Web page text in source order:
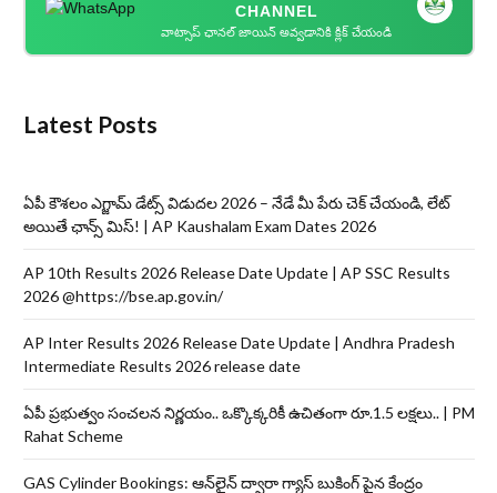
CHANNEL
వాట్సాప్ ఛానల్ జాయిన్ అవ్వడానికి క్లిక్ చేయండి
Latest Posts
ఏపీ కౌశలం ఎగ్జామ్ డేట్స్ విడుదల 2026 – నేడే మీ పేరు చెక్ చేయండి, లేట్
అయితే ఛాన్స్ మిస్! | AP Kaushalam Exam Dates 2026
AP 10th Results 2026 Release Date Update | AP SSC Results
2026 @https://bse.ap.gov.in/
AP Inter Results 2026 Release Date Update | Andhra Pradesh
Intermediate Results 2026 release date
ఏపీ ప్రభుత్వం సంచలన నిర్ణయం.. ఒక్కొక్కరికీ ఉచితంగా రూ.1.5 లక్షలు.. | PM
Rahat Scheme
GAS Cylinder Bookings: ఆన్‌లైన్‌ ద్వారా గ్యాస్ బుకింగ్ పైన కేంద్రం